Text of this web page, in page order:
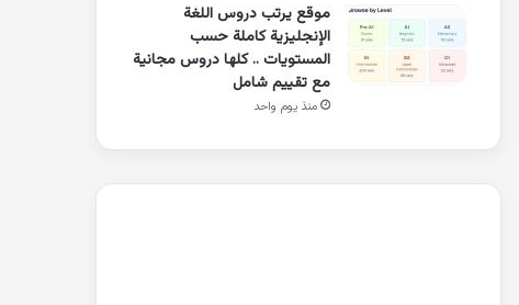
موقع يرتب دروس اللغة
الإنجليزية كاملة حسب
المستويات .. كلها دروس مجانية
مع تقييم شامل
منذ يوم واحد